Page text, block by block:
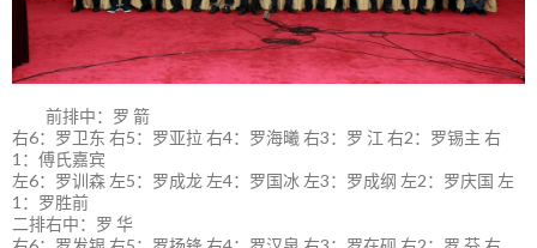
前排中：罗 箭
右6：罗卫东 右5：罗亚拉 右4：罗海曦 右3：罗 江 右2：罗锡主 右
1：傅氏嘉宾
左6：罗训森 左5：罗成龙 左4：罗国冰 左3：罗成纲 左2：罗庆国 左
1：罗胜前
二排右中：罗 华